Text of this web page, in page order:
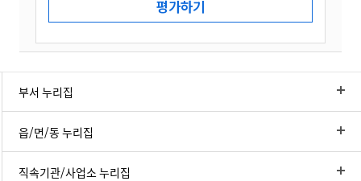
부서 누리집
읍/면/동 누리집
직속기관/사업소 누리집